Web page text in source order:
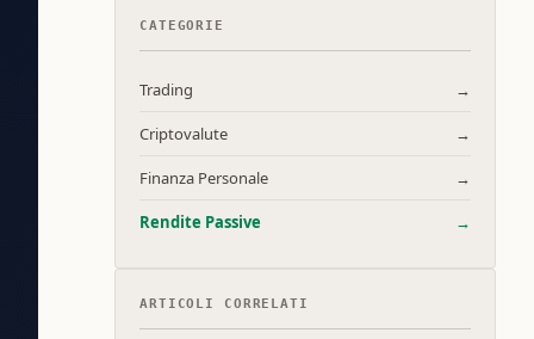
CATEGORIE
Trading →
Criptovalute →
Finanza Personale →
Rendite Passive →
ARTICOLI CORRELATI